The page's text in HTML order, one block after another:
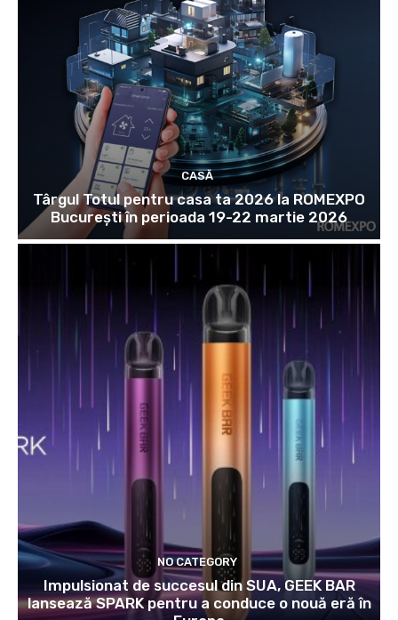
CASĂ
Târgul Totul pentru casa ta 2026 la ROMEXPO
Bucureşti în perioada 19-22 martie 2026
NO CATEGORY
Impulsionat de succesul din SUA, GEEK BAR
lansează SPARK pentru a conduce o nouă eră în